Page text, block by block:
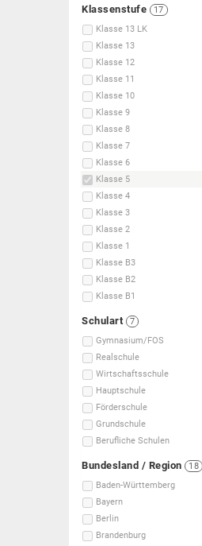
Klassenstufe
17
Klasse 13 LK
Klasse 13
Klasse 12
Klasse 11
Klasse 10
Klasse 9
Klasse 8
Klasse 7
Klasse 6
Klasse 5
Klasse 4
Klasse 3
Klasse 2
Klasse 1
Klasse B3
Klasse B2
Klasse B1
Schulart
7
Gymnasium/FOS
Realschule
Wirtschaftsschule
Hauptschule
Förderschule
Grundschule
Berufliche Schulen
Bundesland / Region
18
Baden-Württemberg
Bayern
Berlin
Brandenburg